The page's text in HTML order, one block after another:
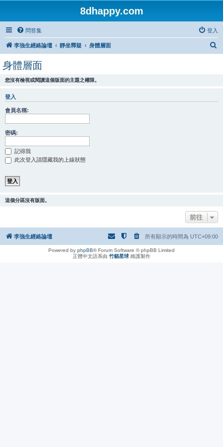
8dhappy.com
問答集 登入
李強生經絡論壇 靜坐釋疑 身體層面
身體層面
您沒有檢視或閱讀這個版面的主題之權限。
登入
會員名稱:
密碼:
記得我
此次登入請隱藏我的上線狀態
這個分區沒有版面。
前往
李強生經絡論壇 所有顯示的時間為 UTC+09:00
Powered by phpBB® Forum Software © phpBB Limited
正體中文語系由 竹貓星球 維護製作